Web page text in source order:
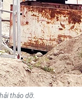
tháo dỡ.